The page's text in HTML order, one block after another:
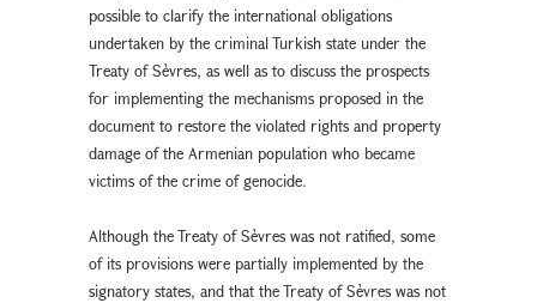
possible to clarify the international obligations
undertaken by the criminal Turkish state under the
Treaty of Sèvres, as well as to discuss the prospects
for implementing the mechanisms proposed in the
document to restore the violated rights and property
damage of the Armenian population who became
victims of the crime of genocide.
Although the Treaty of Sèvres was not ratified, some
of its provisions were partially implemented by the
signatory states, and that the Treaty of Sèvres was not